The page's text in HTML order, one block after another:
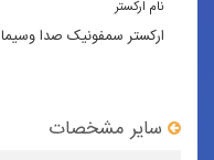
نام اركستر
ارکستر سمفونیک صدا وسیما
سایر مشخصات